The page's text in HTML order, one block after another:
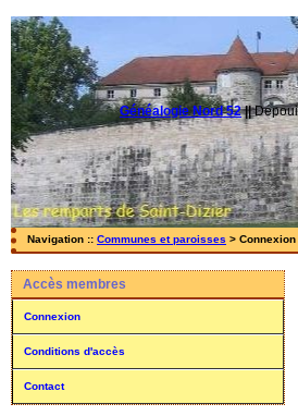
Généalogie Nord 52||
Navigation :: Communes et paroisses >
Accès membres
Connexion
Conditions d'accès
Contact